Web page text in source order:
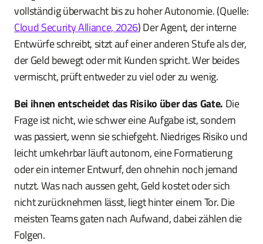
vollständig überwacht bis zu hoher Autonomie. (Quelle:
Cloud Security Alliance, 2026) Der Agent, der interne
Entwürfe schreibt, sitzt auf einer anderen Stufe als der,
der Geld bewegt oder mit Kunden spricht. Wer beides
vermischt, prüft entweder zu viel oder zu wenig.
Bei ihnen entscheidet das Risiko über das Gate. Die
Frage ist nicht, wie schwer eine Aufgabe ist, sondern
was passiert, wenn sie schiefgeht. Niedriges Risiko und
leicht umkehrbar läuft autonom, eine Formatierung
oder ein interner Entwurf, den ohnehin noch jemand
nutzt. Was nach aussen geht, Geld kostet oder sich
nicht zurücknehmen lässt, liegt hinter einem Tor. Die
meisten Teams gaten nach Aufwand, dabei zählen die
Folgen.